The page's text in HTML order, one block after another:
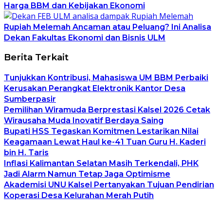
Harga BBM dan Kebijakan Ekonomi
Rupiah Melemah Ancaman atau Peluang? Ini Analisa
Dekan Fakultas Ekonomi dan Bisnis ULM
Berita Terkait
Tunjukkan Kontribusi, Mahasiswa UM BBM Perbaiki
Kerusakan Perangkat Elektronik Kantor Desa
Sumberpasir
Pemilihan Wiramuda Berprestasi Kalsel 2026 Cetak
Wirausaha Muda Inovatif Berdaya Saing
Bupati HSS Tegaskan Komitmen Lestarikan Nilai
Keagamaan Lewat Haul ke-41 Tuan Guru H. Kaderi
bin H. Taris
Inflasi Kalimantan Selatan Masih Terkendali, PHK
Jadi Alarm Namun Tetap Jaga Optimisme
Akademisi UNU Kalsel Pertanyakan Tujuan Pendirian
Koperasi Desa Kelurahan Merah Putih